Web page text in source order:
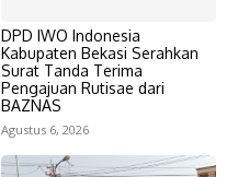
DPD IWO Indonesia
Kabupaten Bekasi Serahkan
Surat Tanda Terima
Pengajuan Rutisae dari
BAZNAS
Agustus 6, 2026